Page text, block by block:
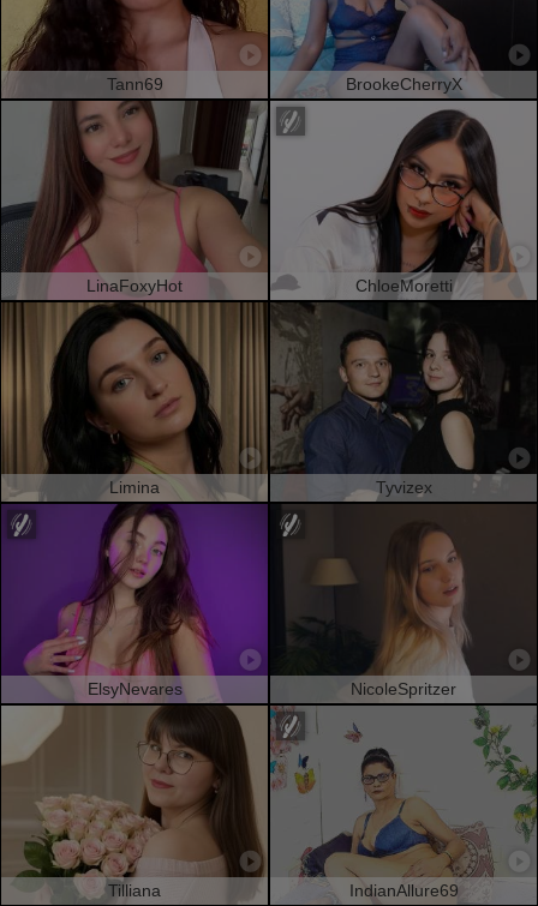
Tann69 BrookeCherryX
LinaFoxyHot ChloeMoretti
Limina Tyvizex
ElsyNevares NicoleSpritzer
Tilliana IndianAllure69